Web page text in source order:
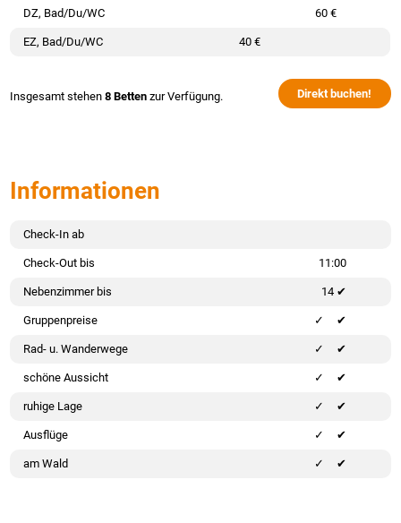
DZ, Bad/Du/WC 60 €
EZ, Bad/Du/WC 40 €
Insgesamt stehen8 Betten zur Verfügung. Direkt buchen!
Informationen
Check-In ab
Check-Out bis 11:00
Nebenzimmer bis 14 ✔
Gruppenpreise ✔
Rad- u. Wanderwege ✔
schöne Aussicht ✔
ruhige Lage ✔
Ausflüge ✔
am Wald ✔